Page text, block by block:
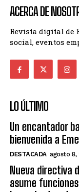
ACERCA DE
Revista digital de
social, eventos
LO ÚLTIMO
Un encantador
bienvenida a
DESTACADA agosto 8,
Nueva directiva
asume